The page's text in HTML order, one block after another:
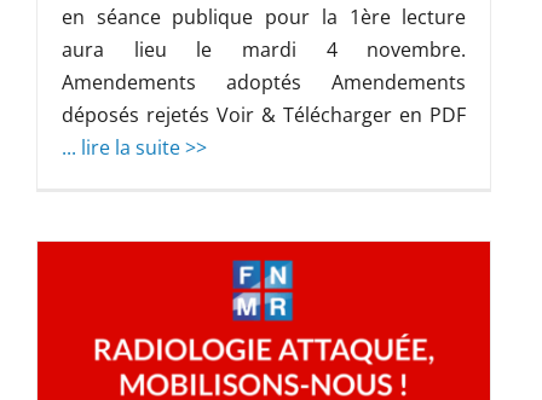
en séance publique pour la 1ère lecture
aura lieu le mardi 4 novembre.
Amendements adoptés Amendements
déposés rejetés Voir & Télécharger en PDF
... lire la suite >>